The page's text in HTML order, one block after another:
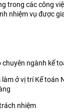
trong các công
nhiệm vụ được
ngành kế
ở vị trí Kế toán
nhiệm